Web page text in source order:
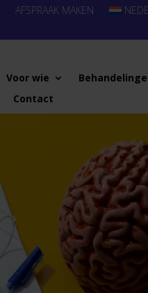
AFSPRAAK MAKEN
Voor wie
Contact